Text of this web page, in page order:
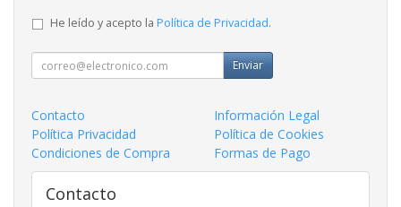
He leído y acepto la Política de Privacidad.
Enviar
Contacto
Información Legal
Política Privacidad
Política de Cookies
Condiciones de Compra
Formas de Pago
Contacto